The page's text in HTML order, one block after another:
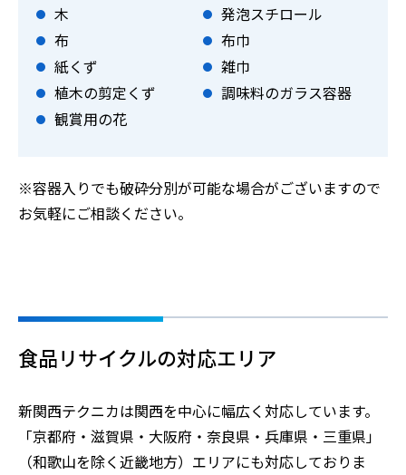
木
布
紙くず
植木の剪定くず
観賞用の花
発泡スチロール
布巾
雑巾
調味料のガラス容器
※容器入りでも破砕分別が可能な場合がございますので
お気軽にご相談ください。
食品リサイクルの対応エリア
新関西テクニカは関西を中心に幅広く対応しています。
「京都府・滋賀県・大阪府・奈良県・兵庫県・三重県」
（和歌山を除く近畿地方）エリアにも対応しておりま